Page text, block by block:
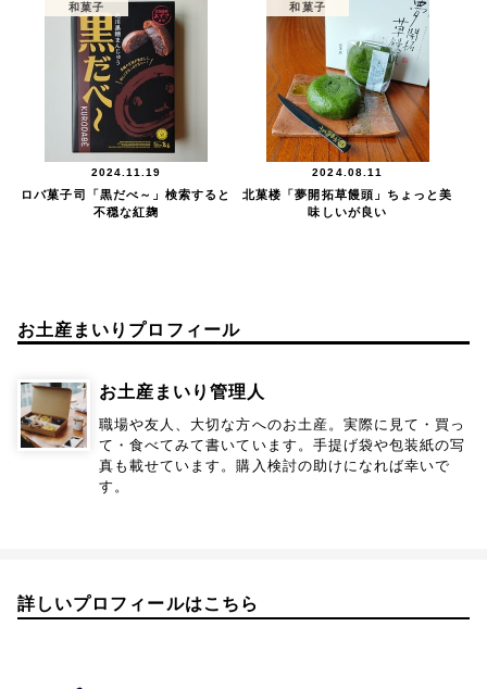
和菓子
2024.11.19
ロバ菓子司「黒だべ～」検索すると
不穏な紅麹
和菓子
2024.08.11
北菓楼「夢開拓草饅頭」ちょっと美
味しいが良い
お土産まいりプロフィール
お土産まいり管理人
職場や友人、大切な方へのお土産。実際に見て・買っ
て・食べてみて書いています。手提げ袋や包装紙の写
真も載せています。購入検討の助けになれば幸いで
す。
詳しいプロフィールはこちら